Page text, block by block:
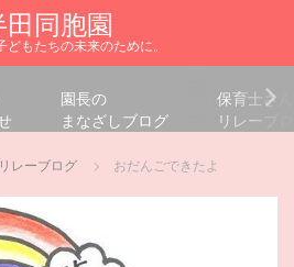
田同胞園
どもたちの未来のために。
園長の
まなざしブログ
保育士さ
リレーブ
レーブログ おだんごできたよ